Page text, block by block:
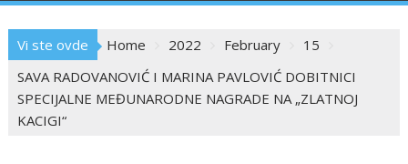
Vi ste ovde Home 2022 February
15
SAVA RADOVANOVIĆ I MARINA PAVLOVIĆ DOBITNICI
SPECIJALNE MEĐUNARODNE NAGRADE NA „ZLATNOJ
KACIGI“